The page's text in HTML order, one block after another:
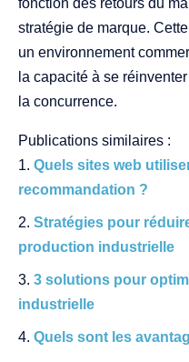
stratégie de marque.
un environnement
la capacité à se
la concurrence.
Publications similaires :
Quels sites web
recommandation ?
Stratégies pour
production industrielle
3 solutions pour
industrielle
Quels sont les